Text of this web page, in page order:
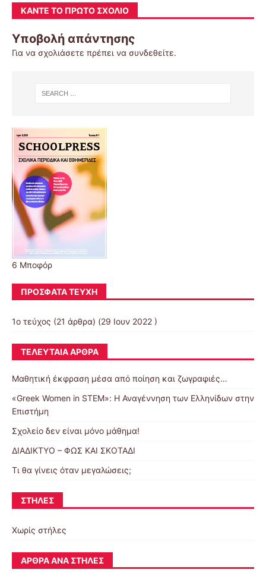
ΚΆΝΤΕ ΤΟ ΠΡΏΤΟ ΣΧΌΛΙΟ
Υποβολή απάντησης
Για να σχολιάσετε πρέπει να συνδεθείτε.
6 Μποφόρ
ΠΡΌΣΦΑΤΑ ΤΕΎΧΗ
1ο τεύχος (21 άρθρα) (29 Ιουν 2022 )
ΤΕΛΕΥΤΑΊΑ ΆΡΘΡΑ
Μαθητική έκφραση μέσα από ποίηση και ζωγραφιές…
«Greek Women in STEM»: Η Αναγέννηση των Ελληνίδων στην
Επιστήμη
Σχολείο δεν είναι μόνο μάθημα!
ΔΙΑΔΙΚΤΥΟ – ΦΩΣ ΚΑΙ ΣΚΟΤΑΔΙ
Τι θα γίνεις όταν μεγαλώσεις;
ΣΤΉΛΕΣ
Χωρίς στήλες
ΆΡΘΡΑ ΑΝΆ ΣΤΉΛΕΣ